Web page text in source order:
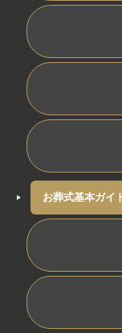
お葬式基本ガイ